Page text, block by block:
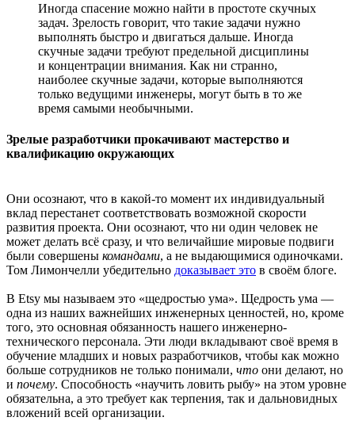
Иногда спасение можно найти в простоте скучных
задач. Зрелость говорит, что такие задачи нужно
выполнять быстро и двигаться дальше. Иногда
скучные задачи требуют предельной дисциплины
и концентрации внимания. Как ни странно,
наиболее скучные задачи, которые выполняются
только ведущими инженеры, могут быть в то же
время самыми необычными.
Зрелые разработчики прокачивают мастерство и
квалификацию окружающих
Они осознают, что в какой-то момент их индивидуальный
вклад перестанет соответствовать возможной скорости
развития проекта. Они осознают, что ни один человек не
может делать всё сразу, и что величайшие мировые подвиги
были совершены командами, а не выдающимися одиночками.
Том Лимончелли убедительно доказывает это в своём блоге.
В Etsy мы называем это «щедростью ума». Щедрость ума —
одна из наших важнейших инженерных ценностей, но, кроме
того, это основная обязанность нашего инженерно-
технического персонала. Эти люди вкладывают своё время в
обучение младших и новых разработчиков, чтобы как можно
больше сотрудников не только понимали, что они делают, но
и почему. Способность «научить ловить рыбу» на этом уровне
обязательна, а это требует как терпения, так и дальновидных
вложений всей организации.